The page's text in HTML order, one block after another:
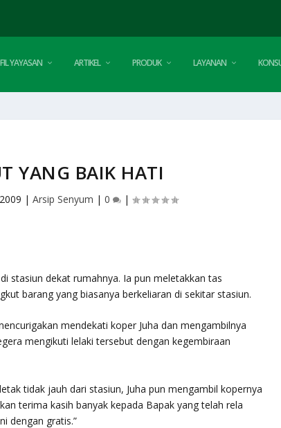
YAYASAN ARTIKEL PRODUK LAYANAN
YANG BAIK HATI
|Arsip Senyum |0 |
stasiun dekat rumahnya. Ia pun meletakkan tas
barang yang biasanya berkeliaran di sekitar stasiun.
mendekati koper Juha dan mengambilnya
mengikuti lelaki tersebut dengan kegembiraan
tidak jauh dari stasiun, Juha pun mengambil kopernya
terima kasih banyak kepada Bapak yang telah rela
dengan gratis.”